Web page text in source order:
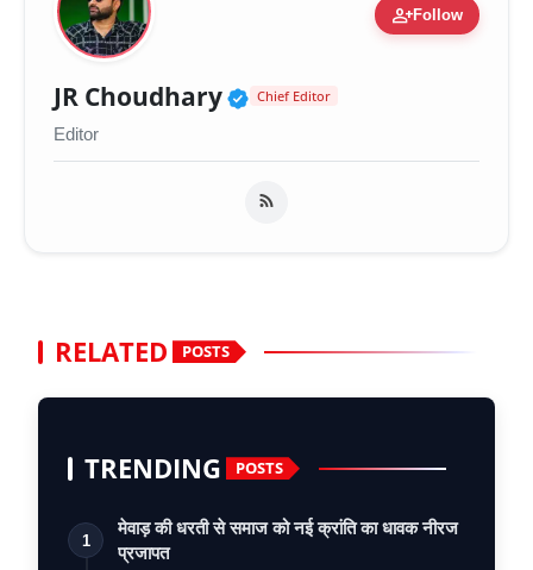
person_addFollow
JR Choudhary Verified Public Figure
Chief Editor
Editor
RELATED POSTS
TRENDING POSTS
1
मेवाड़ की धरती से समाज को नई क्रांति का धावक नीरज
प्रजापत